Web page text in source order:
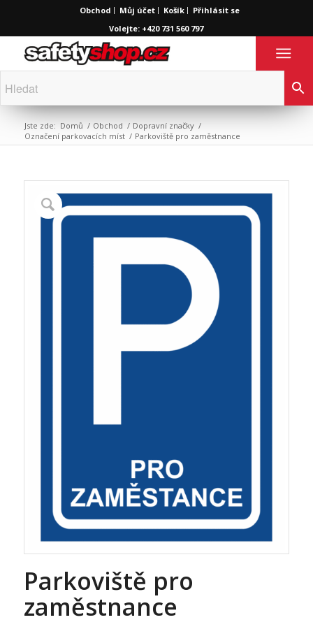
Obchod Můj účet Košík
Přihlásit se
Volejte: +420 731 560 797
Jste zde: Domů / Obchod / Dopravní značky /
Označení parkovacích míst / Parkoviště pro zaměstnance
Parkoviště pro
zaměstnance